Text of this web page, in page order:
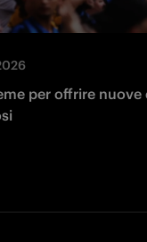
per offrire nuove